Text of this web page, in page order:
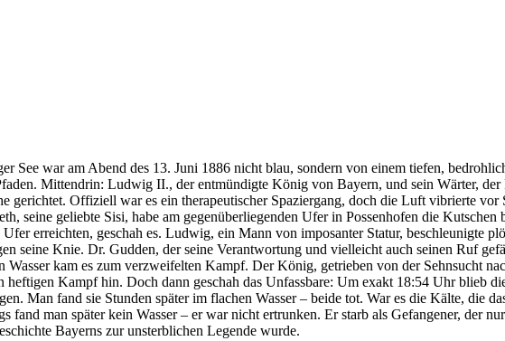
war am Abend des 13. Juni 1886 nicht blau, sondern von einem tiefen,
Mittendrin: Ludwig II., der entmündigte König von Bayern, und sein Wärter,
gerichtet. Offiziell war es ein therapeutischer Spaziergang, doch die Luft vibrierte
seine geliebte Sisi, habe am gegenüberliegenden Ufer in Possenhofen die
erreichten, geschah es. Ludwig, ein Mann von imposanter Statur, beschleunigte
seine Knie. Dr. Gudden, der seine Verantwortung und vielleicht auch seinen Ruf
kam es zum verzweifelten Kampf. Der König, getrieben von der Sehnsucht
Kampf hin. Doch dann geschah das Unfassbare: Um exakt 18:54 Uhr blieb
Man fand sie Stunden später im flachen Wasser – beide tot. War es die Kälte, die
fand man später kein Wasser – er war nicht ertrunken. Er starb als Gefangener, der
Bayerns zur unsterblichen Legende wurde.